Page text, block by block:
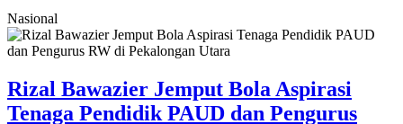
Nasional
Rizal Bawazier Jemput Bola Aspirasi
Tenaga Pendidik PAUD dan Pengurus